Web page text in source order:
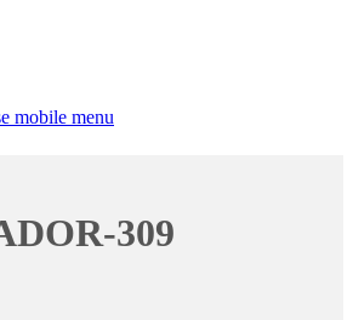
mobile menu
309